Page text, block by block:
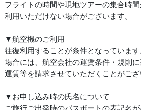
フライトの時間や現地ツアーの集合時
利用いただけない場合がございます。
▼航空機のご利用
往復利用することが条件となっていま
場合には、航空会社の運賃条件・規則
運賃等を請求させていただくことがござ
▼お申し込み時の氏名について